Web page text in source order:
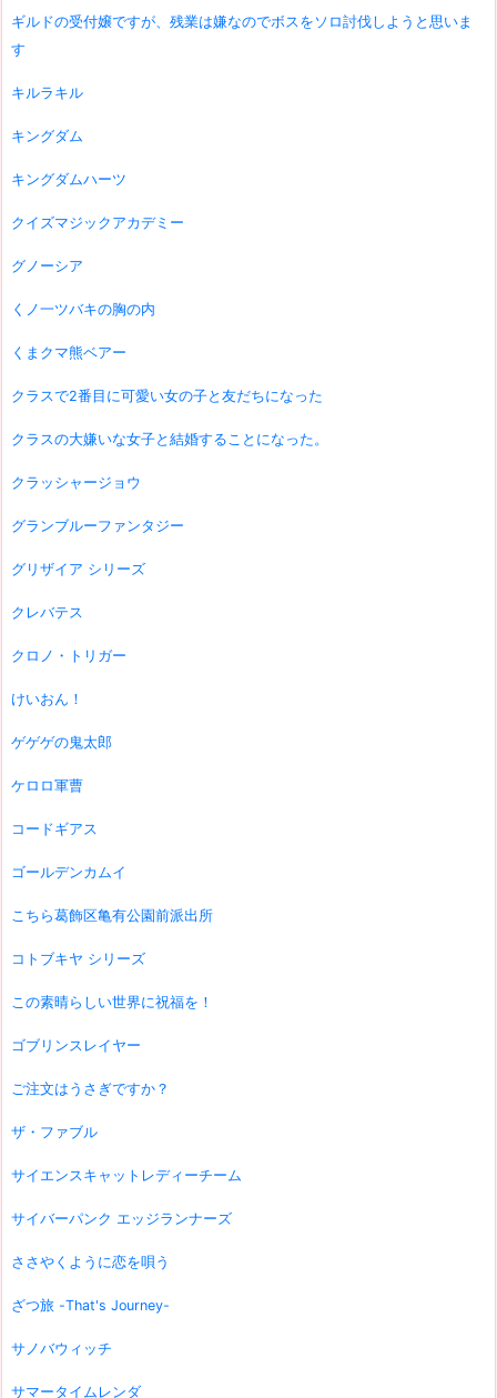
ギルドの受付嬢ですが、残業は嫌なのでボスをソロ討伐しようと思いま
す
キルラキル
キングダム
キングダムハーツ
クイズマジックアカデミー
グノーシア
くノ一ツバキの胸の内
くまクマ熊ベアー
クラスで2番目に可愛い女の子と友だちになった
クラスの大嫌いな女子と結婚することになった。
クラッシャージョウ
グランブルーファンタジー
グリザイア シリーズ
クレバテス
クロノ・トリガー
けいおん！
ゲゲゲの鬼太郎
ケロロ軍曹
コードギアス
ゴールデンカムイ
こちら葛飾区亀有公園前派出所
コトブキヤ シリーズ
この素晴らしい世界に祝福を！
ゴブリンスレイヤー
ご注文はうさぎですか？
ザ・ファブル
サイエンスキャットレディーチーム
サイバーパンク エッジランナーズ
ささやくように恋を唄う
ざつ旅 -That's Journey-
サノバウィッチ
サマータイムレンダ